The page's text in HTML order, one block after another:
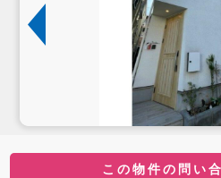
この物件の問い